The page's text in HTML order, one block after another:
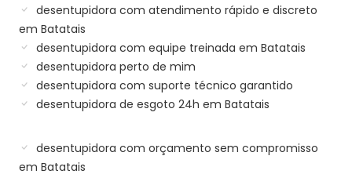
desentupidora com atendimento rápido e discreto
em Batatais
desentupidora com equipe treinada em Batatais
desentupidora perto de mim
desentupidora com suporte técnico garantido
desentupidora de esgoto 24h em Batatais
desentupidora com orçamento sem compromisso
em Batatais